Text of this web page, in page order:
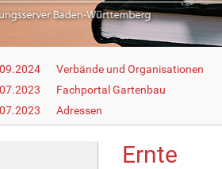
Verbände und Organisationen
Fachportal Gartenbau
Adressen
Ernte